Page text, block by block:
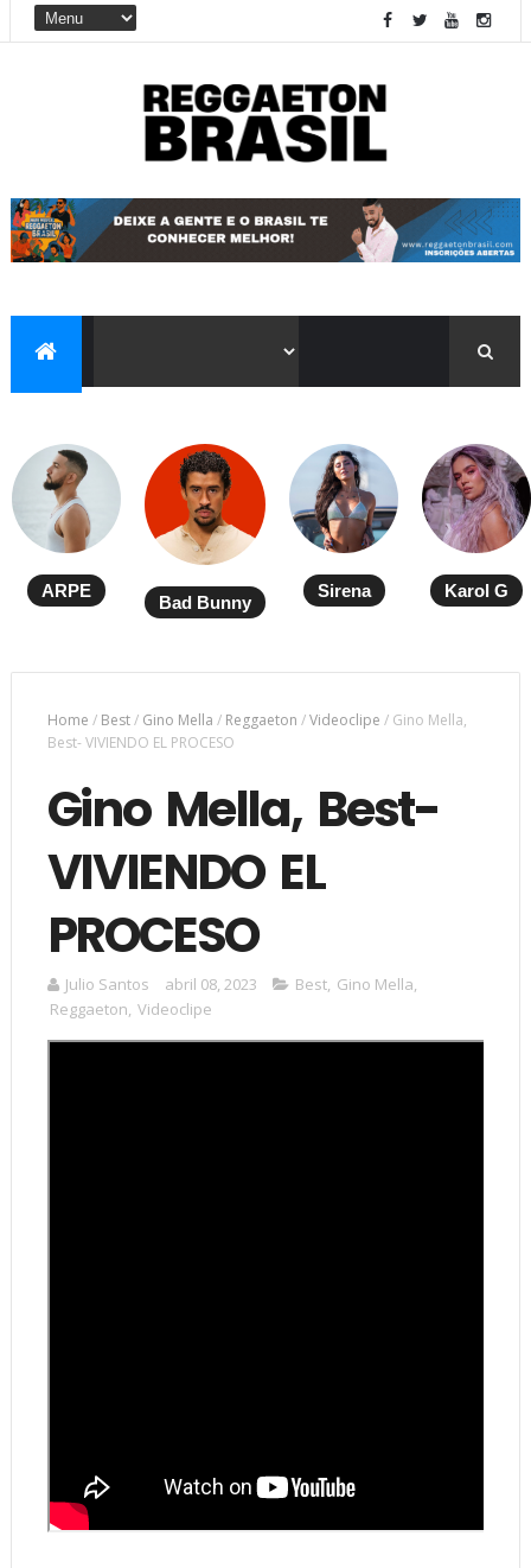
ARPE
Bad Bunny
Sirena Karol G
Home / Best/ Gino Mella / Reggaeton /Videoclipe / Gino Mella,
Best- VIVIENDO EL PROCESO
Gino Mella, Best-
VIVIENDO EL
PROCESO
Julio Santos abril 08, 2023 Best, Gino Mella,
Reggaeton, Videoclipe